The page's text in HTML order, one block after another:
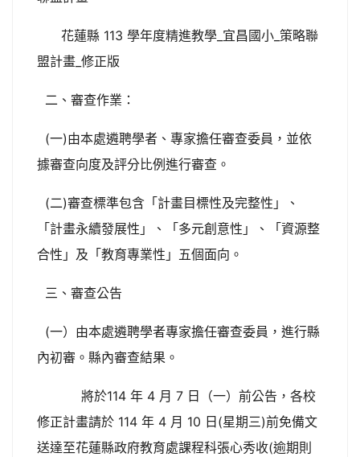
花蓮縣 113 學年度精進教學_宜昌國小_策略聯
盟計畫_修正版
二、審查作業：
(一)由本處遴聘學者、專家擔任審查委員，並依
據審查向度及評分比例進行審查。
(二)審查標準包含「計畫目標性及完整性」、
「計畫永續發展性」、「多元創意性」、「資源整
合性」及「教育專業性」五個面向。
三、審查公告
(一）由本處遴聘學者專家擔任審查委員，進行縣
內初審。縣內審查結果。
將於114 年 4 月 7 日（一）前公告，各校
修正計畫請於 114 年 4 月 10 日(星期三)前免備文
送達至花蓮縣政府教育處課程科張心秀收(逾期則